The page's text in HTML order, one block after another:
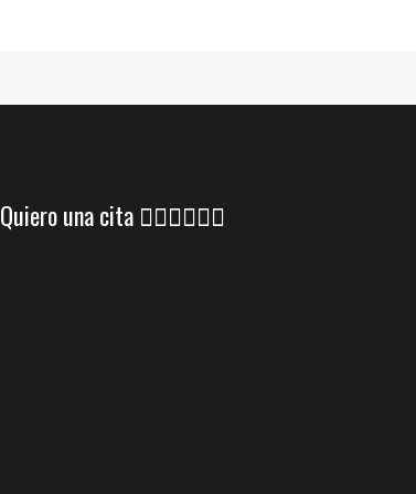
Quiero una cita 👇🏼👇🏼👇🏼